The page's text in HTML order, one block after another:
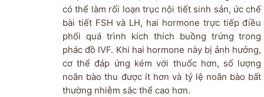
có thể làm rối loạn trục nội tiết sinh sản, ức chế
bài tiết FSH và LH, hai hormone trực tiếp điều
phối quá trình kích thích buồng trứng trong
phác đồ IVF. Khi hai hormone này bị ảnh hưởng,
cơ thể đáp ứng kém với thuốc hơn, số lượng
noãn bào thu được ít hơn và tỷ lệ noãn bào bất
thường nhiễm sắc thể cao hơn.